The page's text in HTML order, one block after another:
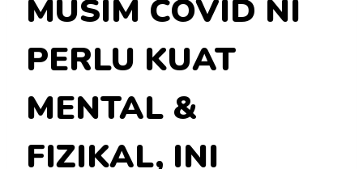
MUSIM COVID NI
PERLU KUAT
MENTAL &
FIZIKAL, INI